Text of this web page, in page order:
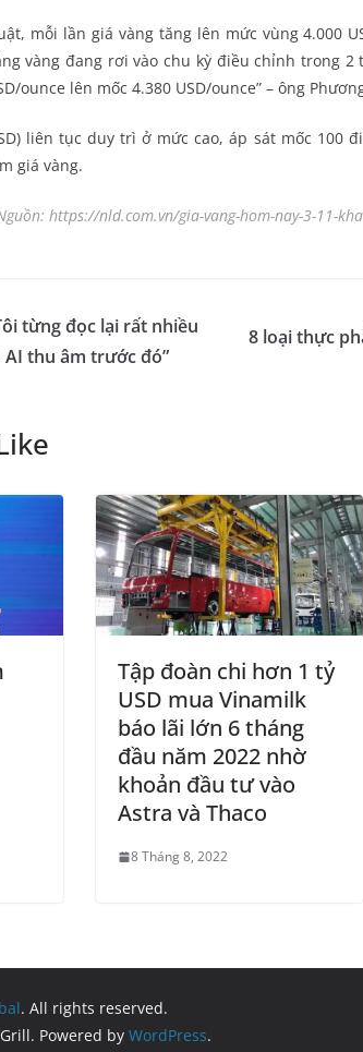
mỗi lần giá vàng tăng lên mức vùng 4.000
vàng đang rơi vào chu kỳ điều chỉnh trong 2
ounce lên mốc 4.380 USD/ounce” – ông
liên tục duy trì ở mức cao, áp sát mốc 100
giá vàng.
https://nld.com.vn/gia-vang-hom-nay-3-11-
từng đọc lại rất nhiều
thu âm trước đó”
8 loại thực
Tập đoàn chi hơn 1 tỷ
USD mua Vinamilk
báo lãi lớn 6 tháng
đầu năm 2022 nhờ
khoản đầu tư vào
Astra và Thaco
8 Tháng 8, 2022
. All rights reserved.
Powered by WordPress.